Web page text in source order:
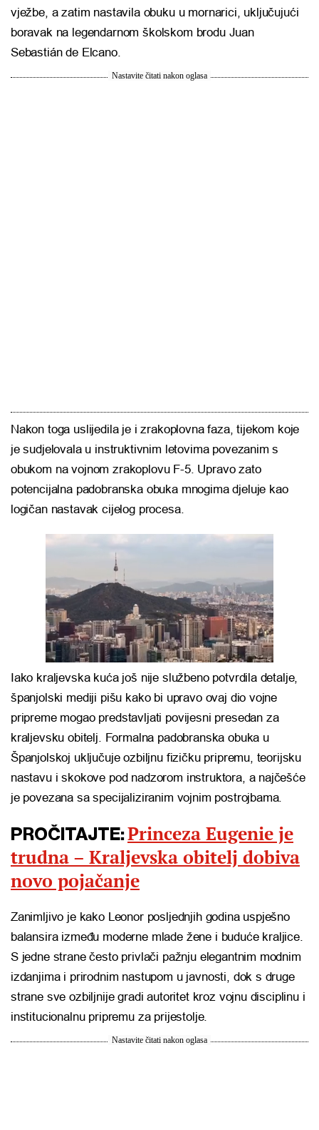
vježbe, a zatim nastavila obuku u mornarici, uključujući
boravak na legendarnom školskom brodu Juan
Sebastián de Elcano.
Nastavite čitati nakon oglasa
Nakon toga uslijedila je i zrakoplovna faza, tijekom koje
je sudjelovala u instruktivnim letovima povezanim s
obukom na vojnom zrakoplovu F-5. Upravo zato
potencijalna padobranska obuka mnogima djeluje kao
logičan nastavak cijelog procesa.
Iako kraljevska kuća još nije službeno potvrdila detalje,
španjolski mediji pišu kako bi upravo ovaj dio vojne
pripreme mogao predstavljati povijesni presedan za
kraljevsku obitelj. Formalna padobranska obuka u
Španjolskoj uključuje ozbiljnu fizičku pripremu, teorijsku
nastavu i skokove pod nadzorom instruktora, a najčešće
je povezana sa specijaliziranim vojnim postrojbama.
PROČITAJTE:Princeza Eugenie je
trudna – Kraljevska obitelj dobiva
novo pojačanje
Zanimljivo je kako Leonor posljednjih godina uspješno
balansira između moderne mlade žene i buduće kraljice.
S jedne strane često privlači pažnju elegantnim modnim
izdanjima i prirodnim nastupom u javnosti, dok s druge
strane sve ozbiljnije gradi autoritet kroz vojnu disciplinu i
institucionalnu pripremu za prijestolje.
Nastavite čitati nakon oglasa